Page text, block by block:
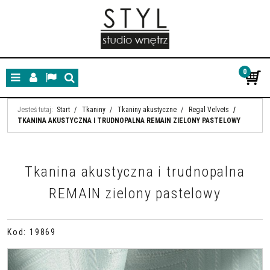
MenuPanelLangSzukaj
0
Jesteś tutaj: Start / Tkaniny / Tkaniny akustyczne / Regal Velvets /
TKANINA AKUSTYCZNA I TRUDNOPALNA REMAIN ZIELONY PASTELOWY
Tkanina akustyczna i trudnopalna
REMAIN zielony pastelowy
Kod : 19869